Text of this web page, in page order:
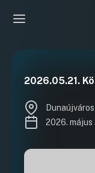
2026.05.21.
2026. május